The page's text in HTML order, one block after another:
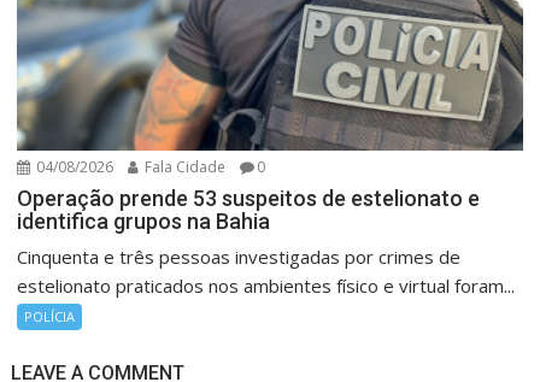
04/08/2026 Fala Cidade 0
Operação prende 53 suspeitos de estelionato e
identifica grupos na Bahia
Cinquenta e três pessoas investigadas por crimes de
estelionato praticados nos ambientes físico e virtual foram...
POLÍCIA
LEAVE A COMMENT